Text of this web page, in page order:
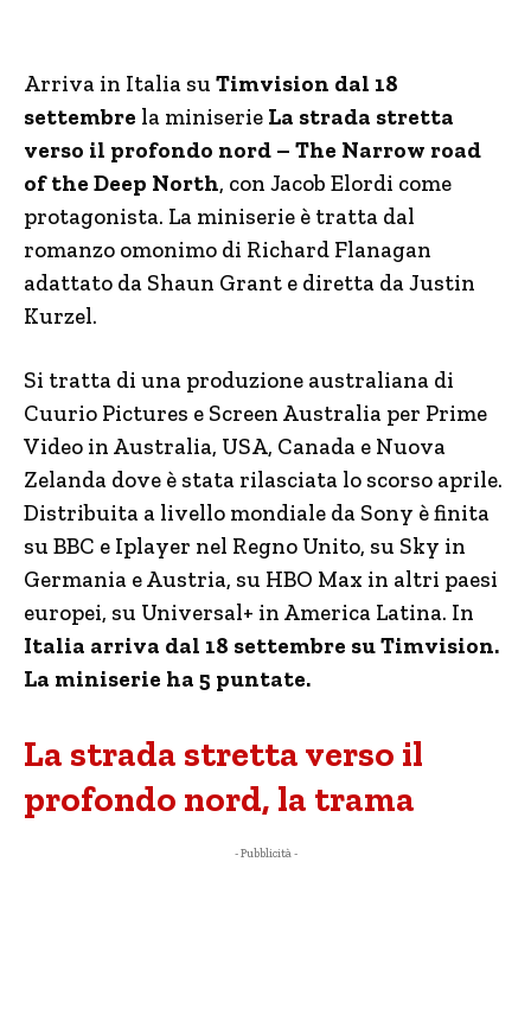
Arriva in Italia su Timvision dal 18
settembre la miniserie La strada stretta
verso il profondo nord – The Narrow road
of the Deep North, con Jacob Elordi come
protagonista. La miniserie è tratta dal
romanzo omonimo di Richard Flanagan
adattato da Shaun Grant e diretta da Justin
Kurzel.
Si tratta di una produzione australiana di
Cuurio Pictures e Screen Australia per Prime
Video in Australia, USA, Canada e Nuova
Zelanda dove è stata rilasciata lo scorso aprile.
Distribuita a livello mondiale da Sony è finita
su BBC e Iplayer nel Regno Unito, su Sky in
Germania e Austria, su HBO Max in altri paesi
europei, su Universal+ in America Latina. In
Italia arriva dal 18 settembre su Timvision.
La miniserie ha 5 puntate.
La strada stretta verso il
profondo nord, la trama
- Pubblicità -